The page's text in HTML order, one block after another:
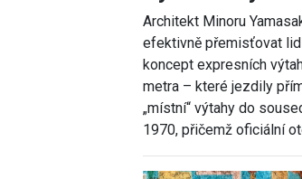
Architekt Minoru
efektivně přemisťovat
koncept expresních
metra – které jezdily
„místní“ výtahy do
1970, přičemž oficiální